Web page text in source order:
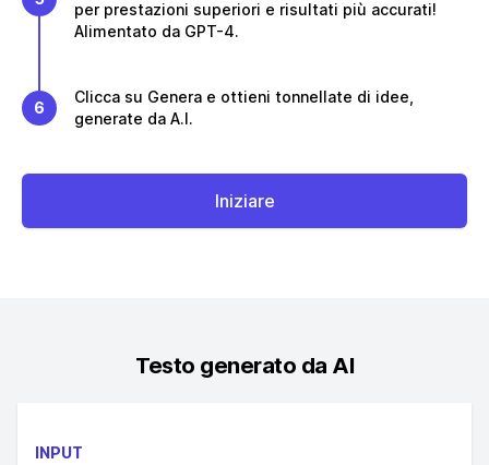
per prestazioni superiori e risultati più accurati!
Alimentato da GPT-4.
6
Clicca su Genera e ottieni tonnellate di idee,
generate da A.I.
Iniziare
Testo generato da AI
INPUT